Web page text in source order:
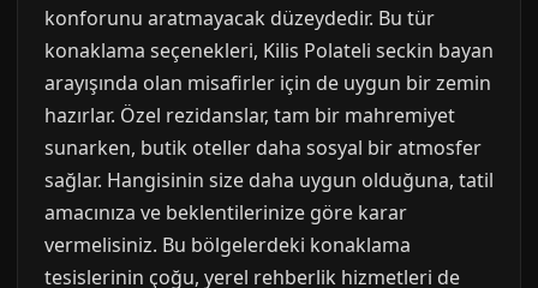
konforunu aratmayacak düzeydedir. Bu tür
konaklama seçenekleri, Kilis Polateli seckin bayan
arayışında olan misafirler için de uygun bir zemin
hazırlar. Özel rezidanslar, tam bir mahremiyet
sunarken, butik oteller daha sosyal bir atmosfer
sağlar. Hangisinin size daha uygun olduğuna, tatil
amacınıza ve beklentilerinize göre karar
vermelisiniz. Bu bölgelerdeki konaklama
tesislerinin çoğu, yerel rehberlik hizmetleri de